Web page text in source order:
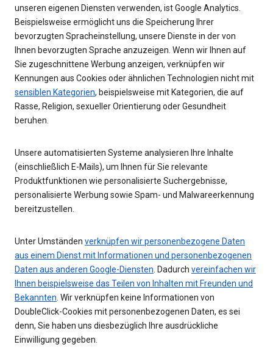
unseren eigenen Diensten verwenden, ist Google Analytics.
Beispielsweise ermöglicht uns die Speicherung Ihrer
bevorzugten Spracheinstellung, unsere Dienste in der von
Ihnen bevorzugten Sprache anzuzeigen. Wenn wir Ihnen auf
Sie zugeschnittene Werbung anzeigen, verknüpfen wir
Kennungen aus Cookies oder ähnlichen Technologien nicht mit
sensiblen Kategorien, beispielsweise mit Kategorien, die auf
Rasse, Religion, sexueller Orientierung oder Gesundheit
beruhen.
Unsere automatisierten Systeme analysieren Ihre Inhalte
(einschließlich E-Mails), um Ihnen für Sie relevante
Produktfunktionen wie personalisierte Suchergebnisse,
personalisierte Werbung sowie Spam- und Malwareerkennung
bereitzustellen.
Unter Umständen verknüpfen wir personenbezogene Daten
aus einem Dienst mit Informationen und personenbezogenen
Daten aus anderen Google-Diensten. Dadurch vereinfachen wir
Ihnen beispielsweise das Teilen von Inhalten mit Freunden und
Bekannten. Wir verknüpfen keine Informationen von
DoubleClick-Cookies mit personenbezogenen Daten, es sei
denn, Sie haben uns diesbezüglich Ihre ausdrückliche
Einwilligung gegeben.